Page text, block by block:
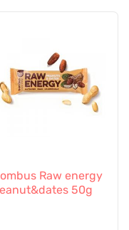
Raw energy
50g